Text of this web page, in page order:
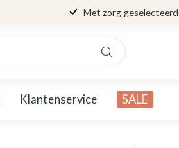
Met zorg
Klantenservice SALE